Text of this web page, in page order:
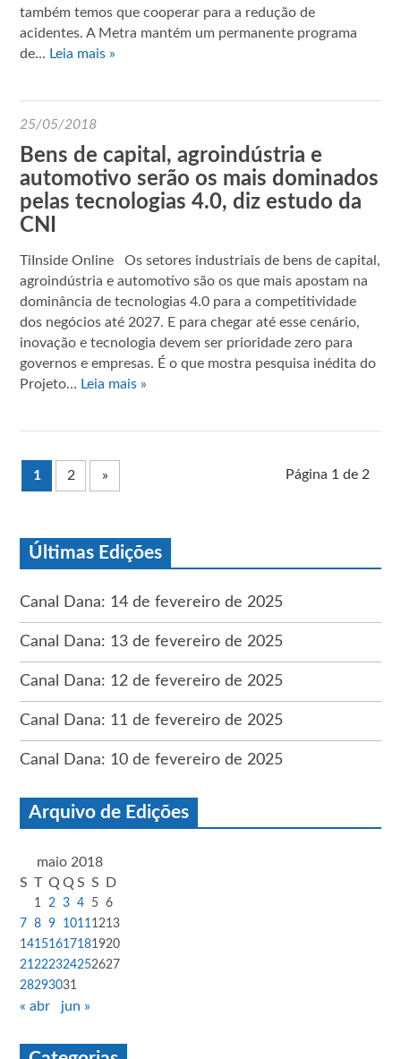
também temos que cooperar para a redução de
acidentes. A Metra mantém um permanente programa
de… Leia mais »
25/05/2018
Bens de capital, agroindústria e
automotivo serão os mais dominados
pelas tecnologias 4.0, diz estudo da
CNI
TiInside Online Os setores industriais de bens de capital,
agroindústria e automotivo são os que mais apostam na
dominância de tecnologias 4.0 para a competitividade
dos negócios até 2027. E para chegar até esse cenário,
inovação e tecnologia devem ser prioridade zero para
governos e empresas. É o que mostra pesquisa inédita do
Projeto… Leia mais »
Página 1 de 2
1 2 »
Últimas Edições
Canal Dana: 14 de fevereiro de 2025
Canal Dana: 13 de fevereiro de 2025
Canal Dana: 12 de fevereiro de 2025
Canal Dana: 11 de fevereiro de 2025
Canal Dana: 10 de fevereiro de 2025
Arquivo de Edições
maio 2018
S T Q Q S S D
1 2 3 4 5 6
7 8 9 1011 1213
14151617181920
21 222324252627
28293031
« abr jun »